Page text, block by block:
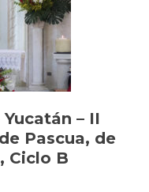
– II
Pascua, de
Ciclo B